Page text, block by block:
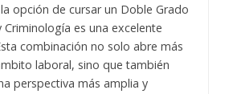
opción de cursar un Doble Grado
Criminología es una excelente
combinación no solo abre más
laboral, sino que también
perspectiva más amplia y